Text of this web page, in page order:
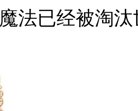
法已经被淘